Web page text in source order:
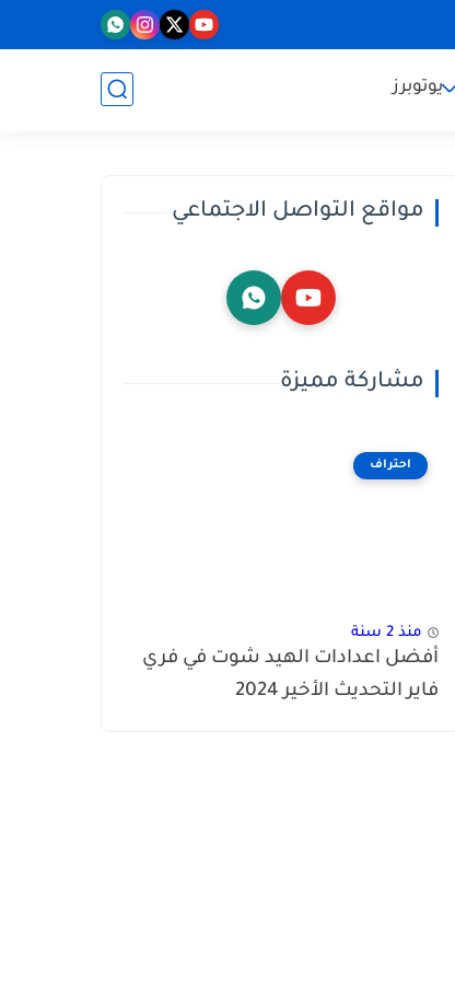
يوتوبرز
مواقع التواصل الاجتماعي
مشاركة مميزة
احتراف
منذ 2 سنة
أفضل اعدادات الهيد شوت في فري
فاير التحديث الأخير 2024